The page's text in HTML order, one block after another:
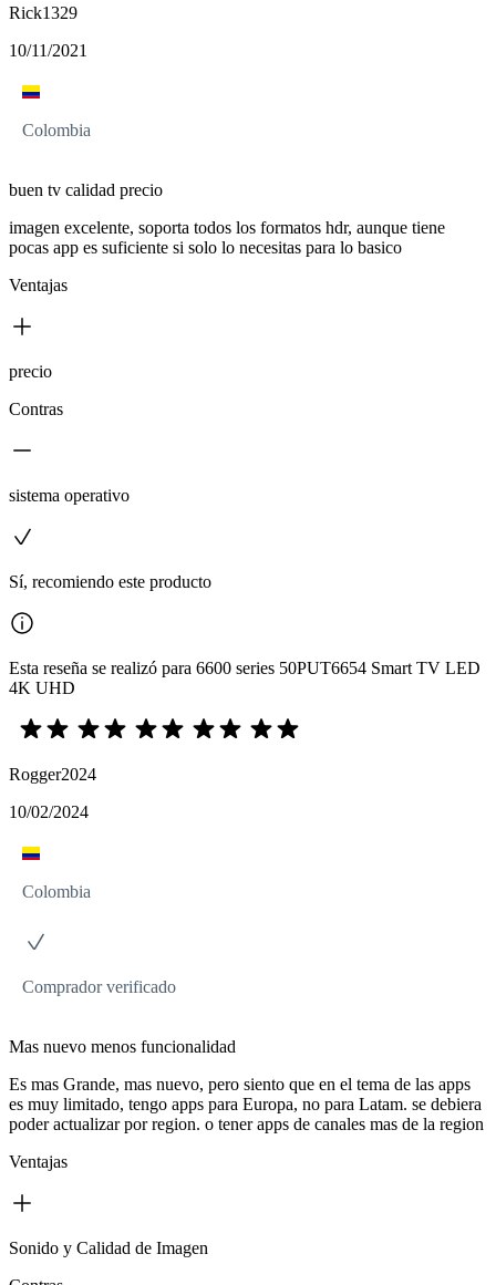
Rick1329
10/11/2021
Colombia
buen tv calidad precio
imagen excelente, soporta todos los formatos hdr, aunque tiene
pocas app es suficiente si solo lo necesitas para lo basico
Ventajas
precio
Contras
sistema operativo
Sí, recomiendo este producto
Esta reseña se realizó para 6600 series 50PUT6654 Smart TV LED
4K UHD
Rogger2024
10/02/2024
Colombia
Comprador verificado
Mas nuevo menos funcionalidad
Es mas Grande, mas nuevo, pero siento que en el tema de las apps
es muy limitado, tengo apps para Europa, no para Latam. se debiera
poder actualizar por region. o tener apps de canales mas de la region
Ventajas
Sonido y Calidad de Imagen